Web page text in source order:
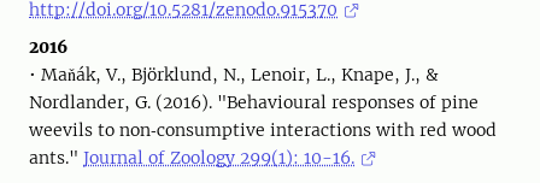
http://doi.org/10.5281/zenodo.915370
2016
• Maňák, V., Björklund, N., Lenoir, L., Knape, J., &
Nordlander, G. (2016). "Behavioural responses of pine
weevils to non‐consumptive interactions with red wood
ants." Journal of Zoology 299(1): 10-16.